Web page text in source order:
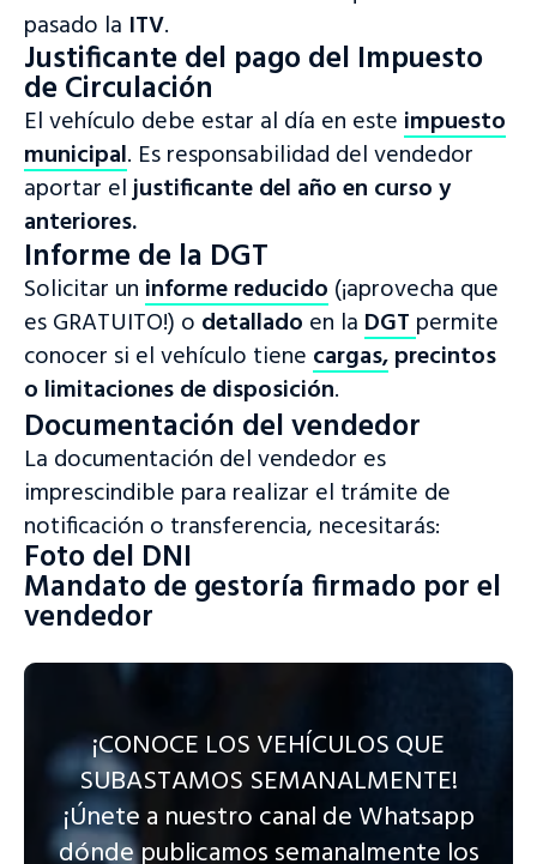
pasado la ITV.
Justificante del pago del Impuesto
de Circulación
El vehículo debe estar al día en este impuesto
municipal. Es responsabilidad del vendedor
aportar eljustificante del año en curso y
anteriores.
Informe de la DGT
Solicitar un informe reducido (¡aprovecha que
es GRATUITO!) o detallado en la DGT permite
conocer si el vehículo tiene cargas,precintos
o limitaciones de disposición.
Documentación del vendedor
La documentación del vendedor es
imprescindible para realizar el trámite de
notificación o transferencia, necesitarás:
Foto del DNI
Mandato de gestoría firmado por el
vendedor
¡CONOCE LOS VEHÍCULOS QUE
SUBASTAMOS SEMANALMENTE!
¡Únete a nuestro canal de Whatsapp
dónde publicamos semanalmente los